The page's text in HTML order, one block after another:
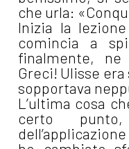
che urla:
Inizia la
comincia a
finalmente, ne
Greci! Ulisse
sopportava
L’ultima cosa
certo